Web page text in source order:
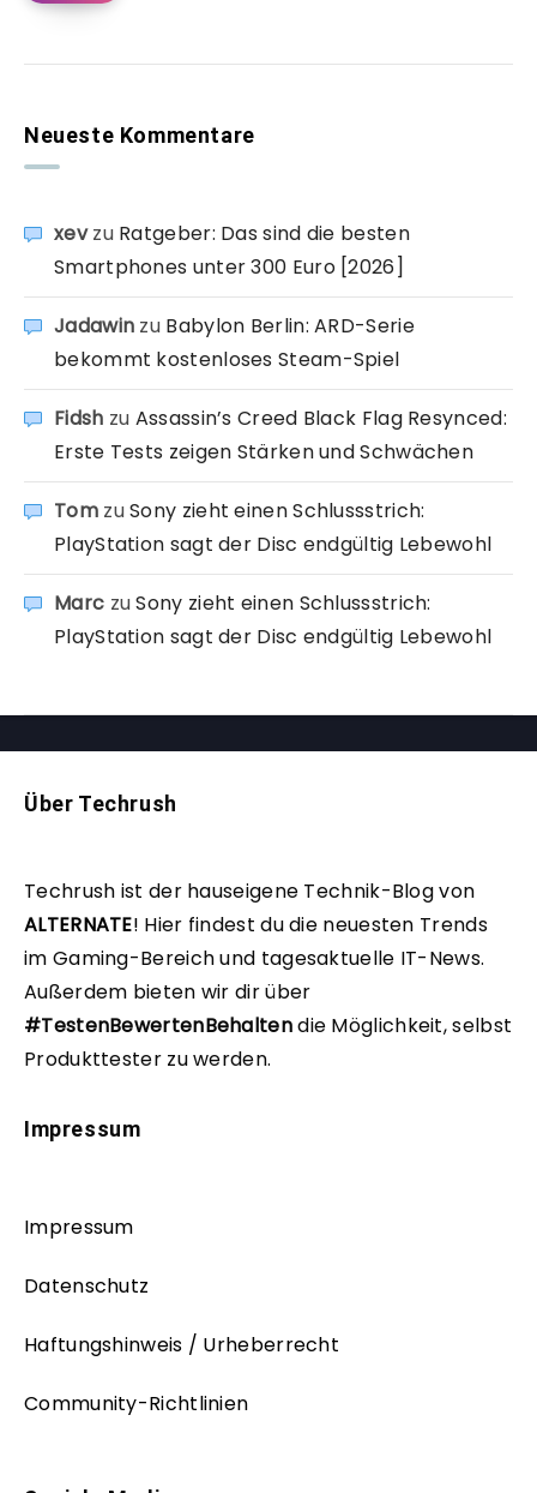
Neueste Kommentare
xevzu Ratgeber: Das sind die besten
Smartphones unter 300 Euro [2026]
Jadawin zu Babylon Berlin: ARD-Serie
bekommt kostenloses Steam-Spiel
Fidsh zu Assassin’s Creed Black Flag Resynced:
Erste Tests zeigen Stärken und Schwächen
TomzuSony zieht einen Schlussstrich:
PlayStation sagt der Disc endgültig Lebewohl
Marc zuSony zieht einen Schlussstrich:
PlayStation sagt der Disc endgültig Lebewohl
Über Techrush
Techrush ist der hauseigene Technik-Blog von
ALTERNATE! Hier findest du die neuesten Trends
im Gaming-Bereich und tagesaktuelle IT-News.
Außerdem bieten wir dir über
#TestenBewertenBehaltendie Möglichkeit, selbst
Produkttester zu werden.
Impressum
Impressum
Datenschutz
Haftungshinweis / Urheberrecht
Community-Richtlinien